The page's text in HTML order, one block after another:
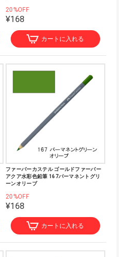
20%OFF
¥168
カートに入れる
ファーバーカステル ゴールドファーバー
アクア水彩色鉛筆 167パーマネントグリ
ーンオリーブ
20%OFF
¥168
カートに入れる